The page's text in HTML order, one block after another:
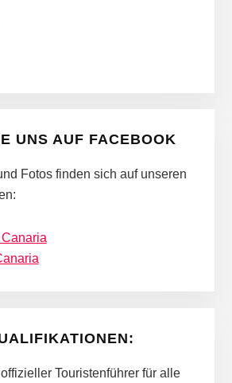
UNS AUF FACEBOOK
Fotos finden sich auf unseren
Touristenführer für alle